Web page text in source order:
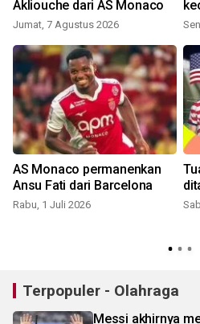
Akliouche dari AS Monaco
Jumat, 7 Agustus 2026
AS Monaco permanenkan
Ansu Fati dari Barcelona
Rabu, 1 Juli 2026
Terpopuler - Olahraga
Messi akhirnya